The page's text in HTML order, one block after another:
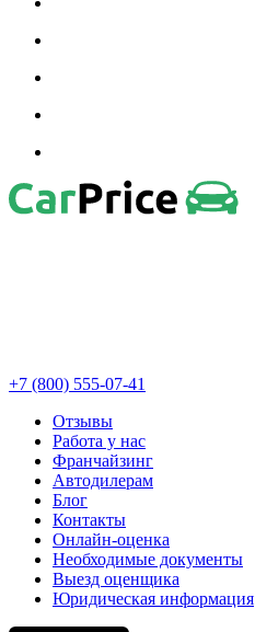
+7 (800) 555-07-41
Отзывы
Работа у нас
Франчайзинг
Автодилерам
Блог
Контакты
Онлайн-оценка
Необходимые документы
Выезд оценщика
Юридическая информация